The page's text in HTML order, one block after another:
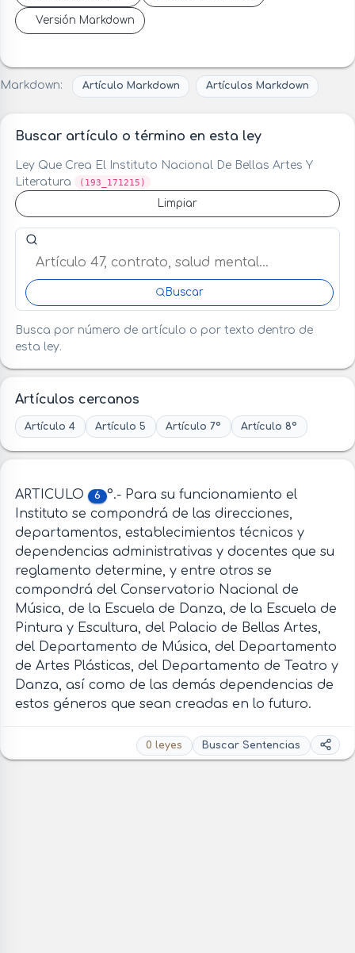
Versión Markdown
Markdown: Artículo Markdown Artículos Markdown
Buscar artículo o término en esta ley
Ley Que Crea El Instituto Nacional De Bellas Artes Y
Literatura
(193_171215)
Limpiar
Buscar artículo o término en esta ley
Buscar
Busca por número de artículo o por texto dentro de
esta ley.
Artículos cercanos
Artículo 4 Artículo 5 Artículo 7º Artículo 8º
ARTICULO 6
°.- Para su funcionamiento el
Instituto se compondrá de las direcciones,
departamentos, establecimientos técnicos y
dependencias administrativas y docentes que su
reglamento determine, y entre otros se
compondrá del Conservatorio Nacional de
Música, de la Escuela de Danza, de la Escuela de
Pintura y Escultura, del Palacio de Bellas Artes,
del Departamento de Música, del Departamento
de Artes Plásticas, del Departamento de Teatro y
Danza, así como de las demás dependencias de
estos géneros que sean creadas en lo futuro.
0 leyes Buscar Sentencias